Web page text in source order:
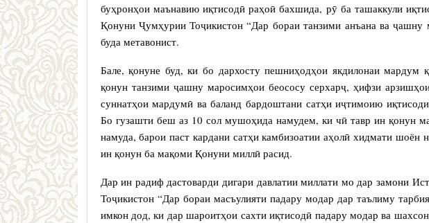
буҳронҳои маънавию иқтисодӣ раҳоӣ бахшида, рӯ ба ташаккули
Қонуни Ҷумҳурии Тоҷикистон “Дар бораи танзими анъана ва
буда метавонист.
Бале, қонуне буд, ки бо дархосту пешниҳодҳои якдилонаи мардум
қонун танзими ҷашну маросимҳои беососу серхарҷ, ҳифзи
суннатҳои мардумӣ ва баланд бардоштани сатҳи иҷтимоию
Бо гузашти беш аз 10 сол мушоҳида намудем, ки чӣ тавр ин қонун
намуда, барои паст кардани сатҳи камбизоатии аҳолӣ хидмати шоён
ин қонун ба мақоми Қонуни миллӣ расид.
Дар ин радиф дастоварди дигари давлатии миллати мо дар замони
Тоҷикистон “Дар бораи масъулияти падару модар дар таълиму
имкон дод, ки дар шароитҳои сахти иқтисодӣ падару модар ва